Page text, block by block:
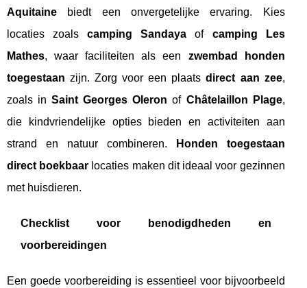
Aquitaine biedt een onvergetelijke ervaring. Kies
locaties zoalscamping Sandaya of camping Les
Mathes, waar faciliteiten als een zwembad honden
toegestaan zijn. Zorg voor een plaatsdirect aan zee,
zoals inSaint Georges Oleron of Châtelaillon Plage,
die kindvriendelijke opties bieden en activiteiten aan
strand en natuur combineren.
Honden toegestaan
direct boekbaar locaties maken dit ideaal voor gezinnen
met huisdieren.
Checklist voor benodigdheden en
voorbereidingen
Een goede voorbereiding is essentieel voor bijvoorbeeld